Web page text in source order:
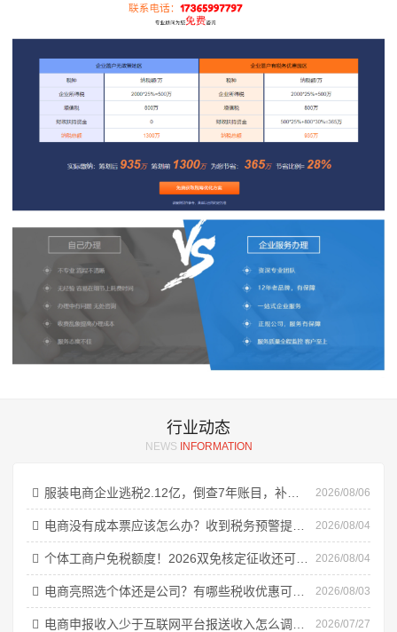
行业动态
NEWS INFORMATION
2026/08/06
服装电商企业逃税2.12亿，倒查7年账目，补税加罚款3.62亿元！
2026/08/04
电商没有成本票应该怎么办？收到税务预警提醒合规解决方案！
2026/08/04
个体工商户免税额度！2026双免核定征收还可以享受吗？
2026/08/03
电商亮照选个体还是公司？有哪些税收优惠可以申请享受？
2026/07/27
电商申报收入少于互联网平台报送收入怎么调整申报，怎么实现合规申报享受税收优惠！